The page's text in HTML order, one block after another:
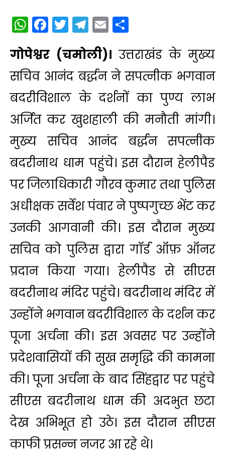
WhatsApp
Facebook
Twitter
Telegram
Email
गोपेश्वर (चमोली)। उत्तराखंड के मुख्य
सचिव आनंद बर्द्धन ने सपत्नीक भगवान
बदरीविशाल के दर्शनों का पुण्य लाभ
अर्जित कर खुशहाली की मनौती मांगी।
मुख्य सचिव आनंद बर्द्धन सपत्नीक
बदरीनाथ धाम पहुंचे। इस दौरान हेलीपैड
पर जिलाधिकारी गौरव कुमार तथा पुलिस
अधीक्षक सर्वेश पंवार ने पुष्पगुच्छ भेंट कर
उनकी आगवानी की। इस दौरान मुख्य
सचिव को पुलिस द्वारा गॉर्ड ऑफ़ ऑनर
प्रदान किया गया। हेलीपैड से सीएस
बदरीनाथ मंदिर पहुंचे। बदरीनाथ मंदिर में
उन्होंने भगवान बदरीविशाल के दर्शन कर
पूजा अर्चना की। इस अवसर पर उन्होंने
प्रदेशवासियों की सुख समृद्धि की कामना
की। पूजा अर्चना के बाद सिंहद्वार पर पहुंचे
सीएस बदरीनाथ धाम की अदभुत छटा
देख अभिभूत हो उठे। इस दौरान सीएस
काफी प्रसन्न नजर आ रहे थे।